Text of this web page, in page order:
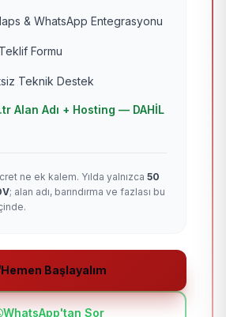
& WhatsApp Entegrasyonu
Formu
Teknik Destek
Alan Adı + Hosting — DAHİL
ne ek kalem. Yılda yalnızca 50
; alan adı, barındırma ve fazlası bu
Hemen Başlayalım
WhatsApp'tan Sor